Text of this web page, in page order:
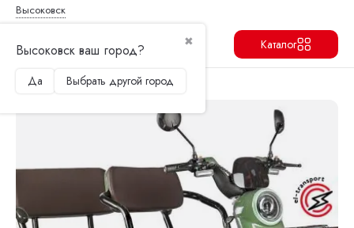
Высоковск
✖
Высоковск ваш город?
Да Выбрать другой город
Каталог
Продолжить